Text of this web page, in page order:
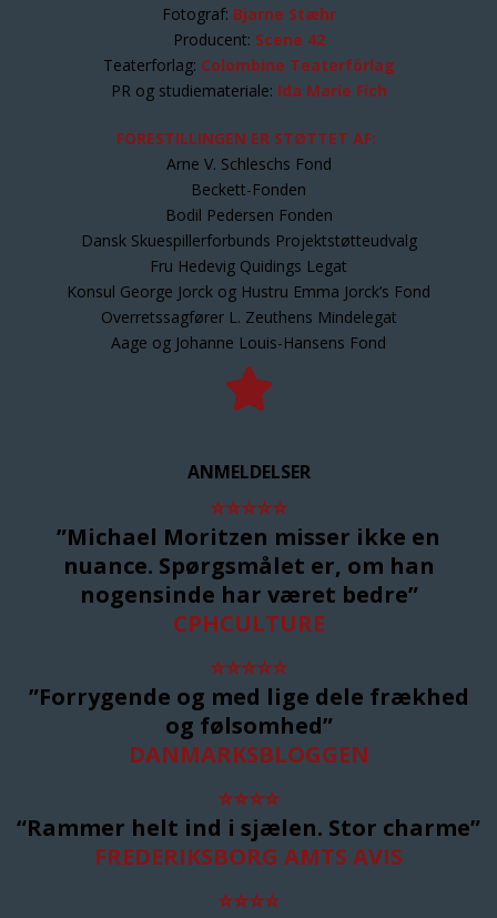
Fotograf: Bjarne Stæhr
Producent: Scene 42
Teaterforlag: Colombine Teaterförlag
PR og studiemateriale: Ida Marie Fich
FORESTILLINGEN ER STØTTET AF:
Arne V. Schleschs Fond
Beckett-Fonden
Bodil Pedersen Fonden
Dansk Skuespillerforbunds Projektstøtteudvalg
Fru Hedevig Quidings Legat
Konsul George Jorck og Hustru Emma Jorck’s Fond
Overretssagfører L. Zeuthens Mindelegat
Aage og Johanne Louis-Hansens Fond
ANMELDELSER
⭐⭐⭐⭐⭐
”Michael Moritzen misser ikke en
nuance. Spørgsmålet er, om han
nogensinde har været bedre”
CPHCULTURE
⭐⭐⭐⭐⭐
”Forrygende og med lige dele frækhed
og følsomhed”
DANMARKSBLOGGEN
⭐⭐⭐⭐
“Rammer helt ind i sjælen. Stor charme”
FREDERIKSBORG AMTS AVIS
⭐⭐⭐⭐